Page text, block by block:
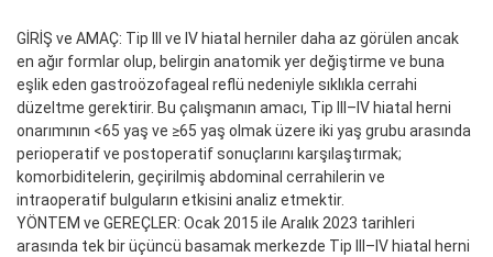
GİRİŞ ve AMAÇ: Tip III ve IV hiatal herniler daha az görülen ancak
en ağır formlar olup, belirgin anatomik yer değiştirme ve buna
eşlik eden gastroözofageal reflü nedeniyle sıklıkla cerrahi
düzeltme gerektirir. Bu çalışmanın amacı, Tip III–IV hiatal herni
onarımının <65 yaş ve ≥65 yaş olmak üzere iki yaş grubu arasında
perioperatif ve postoperatif sonuçlarını karşılaştırmak;
komorbiditelerin, geçirilmiş abdominal cerrahilerin ve
intraoperatif bulguların etkisini analiz etmektir.
YÖNTEM ve GEREÇLER: Ocak 2015 ile Aralık 2023 tarihleri
arasında tek bir üçüncü basamak merkezde Tip III–IV hiatal herni